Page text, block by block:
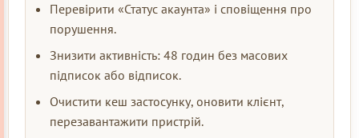
Перевірити «Статус акаунта» і сповіщення про
порушення.
Знизити активність: 48 годин без масових
підписок або відписок.
Очистити кеш застосунку, оновити клієнт,
перезавантажити пристрій.